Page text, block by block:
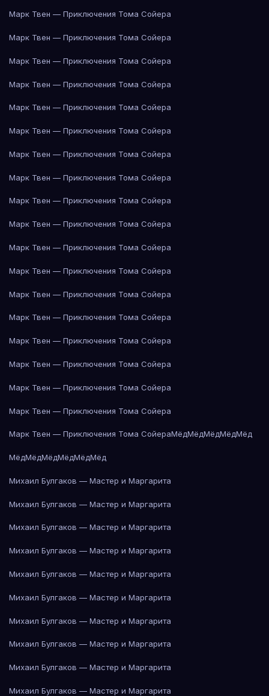
Марк Твен — Приключения Тома Сойера
Марк Твен — Приключения Тома Сойера
Марк Твен — Приключения Тома Сойера
Марк Твен — Приключения Тома Сойера
Марк Твен — Приключения Тома Сойера
Марк Твен — Приключения Тома Сойера
Марк Твен — Приключения Тома Сойера
Марк Твен — Приключения Тома Сойера
Марк Твен — Приключения Тома Сойера
Марк Твен — Приключения Тома Сойера
Марк Твен — Приключения Тома Сойера
Марк Твен — Приключения Тома Сойера
Марк Твен — Приключения Тома Сойера
Марк Твен — Приключения Тома Сойера
Марк Твен — Приключения Тома Сойера
Марк Твен — Приключения Тома Сойера
Марк Твен — Приключения Тома Сойера
Марк Твен — Приключения Тома Сойера
Марк Твен — Приключения Тома СойераМёдМёдМёдМёдМёд
МёдМёдМёдМёдМёдМёд
Михаил Булгаков — Мастер и Маргарита
Михаил Булгаков — Мастер и Маргарита
Михаил Булгаков — Мастер и Маргарита
Михаил Булгаков — Мастер и Маргарита
Михаил Булгаков — Мастер и Маргарита
Михаил Булгаков — Мастер и Маргарита
Михаил Булгаков — Мастер и Маргарита
Михаил Булгаков — Мастер и Маргарита
Михаил Булгаков — Мастер и Маргарита
Михаил Булгаков — Мастер и Маргарита